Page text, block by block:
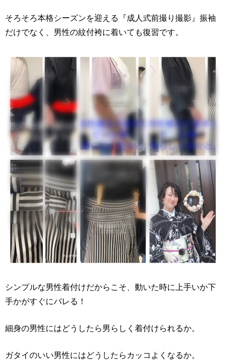
そろそろ本格シーズンを迎える『成人式前撮り撮影』振袖
だけでなく、男性の紋付袴に着いても復習です。
シンプルな男性着付けだからこそ、動いた時に上手いか下
手かがすぐにバレる！
細身の男性にはどうしたら男らしく着付けられるか。
ガタイのいい男性にはどうしたらカッコよくなるか。